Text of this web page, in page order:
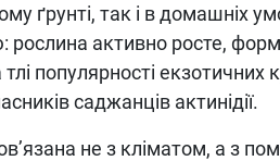
ґрунті, так і в домашніх
активно росте,
популярності екзотичних
саджанців актинідії.
не з кліматом, а з